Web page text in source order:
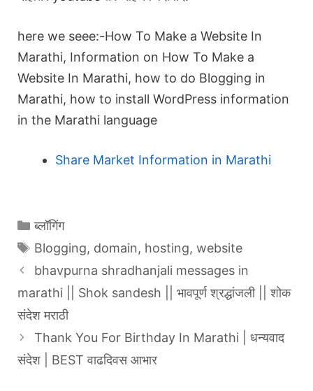
here we seee:-How To Make a Website In
Marathi, Information on How To Make a
Website In Marathi, how to do Blogging in
Marathi, how to install WordPress information
in the Marathi language
Share Market Information in Marathi
Categories
ब्लॉगिंग
Tags
Blogging, domain, hosting, website
bhavpurna shradhanjali messages in
marathi || Shok sandesh || भावपूर्ण श्रद्धांजली || शोक
संदेश मराठी
Thank You For Birthday In Marathi | धन्यवाद
संदेश | BEST वाढदिवस आभार